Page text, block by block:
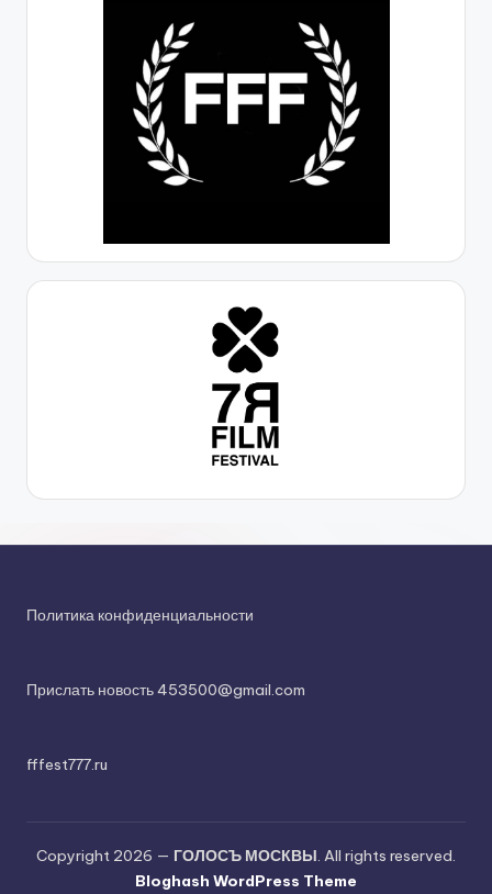
Политика конфиденциальности
Прислать новость 453500@gmail.com
fffest777.ru
Copyright 2026 — ГОЛОСЪ МОСКВЫ. All rights reserved.
Bloghash WordPress Theme